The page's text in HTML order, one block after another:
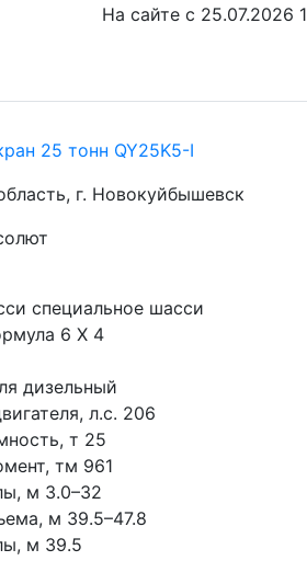
На сайте с 25.07.2026
25 тонн QY25K5-I
г. Новокуйбышевск
специальное шасси
6 X 4
дизельный
л.с. 206
т 25
тм 961
м 3.0–32
м 39.5–47.8
м 39.5